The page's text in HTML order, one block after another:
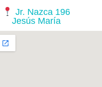
Jr. Nazca 196
Jesús María